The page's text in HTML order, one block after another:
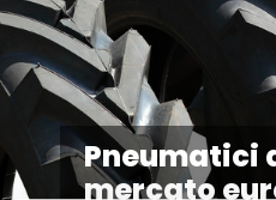
Pneumatici
mercato